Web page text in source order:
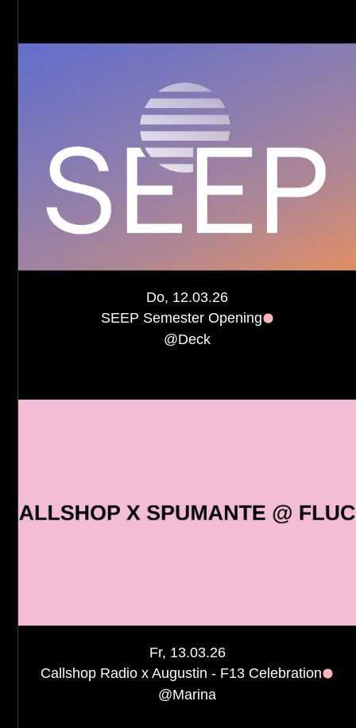
Do, 12.03.26
SEEP Semester Opening
@Deck
Fr, 13.03.26
Callshop Radio x Augustin - F13 Celebration
@Marina